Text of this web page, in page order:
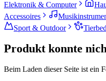
Elektronik & Computer
Accessoires
Sport & Outdoor
Produkt konnte
Beim Laden dieser Seite ist ein